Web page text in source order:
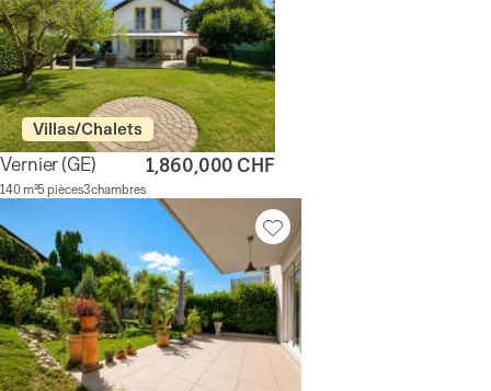
Villas/Chalets
Vernier(GE)
140 m²5 pièces3 chambres
1,860,000 CHF